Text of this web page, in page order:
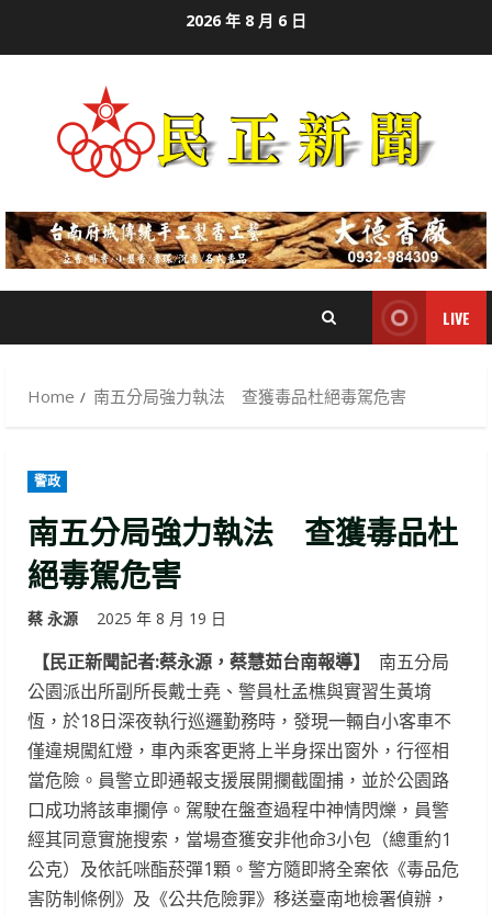
2026 年 8 月 6 日
LIVE
Home 南五分局強力執法 查獲毒品杜絕毒駕危害
警政
南五分局強力執法 查獲毒品杜
絕毒駕危害
蔡 永源 2025 年 8 月 19 日
【民正新聞記者:蔡永源，蔡慧茹台南報導】
南五分局
公園派出所副所長戴士堯、警員杜孟樵與實習生黃堉
恆，於18日深夜執行巡邏勤務時，發現一輛自小客車不
僅違規闖紅燈，車內乘客更將上半身探出窗外，行徑相
當危險。員警立即通報支援展開攔截圍捕，並於公園路
口成功將該車攔停。駕駛在盤查過程中神情閃爍，員警
經其同意實施搜索，當場查獲安非他命3小包（總重約1
公克）及依託咪酯菸彈1顆。警方隨即將全案依《毒品危
害防制條例》及《公共危險罪》移送臺南地檢署偵辦，